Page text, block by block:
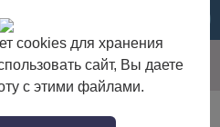
cookies для хранения
сайт, Вы даете
с этими файлами.